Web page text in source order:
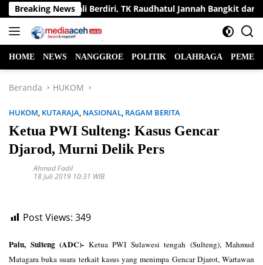
Langsung
ke
konten
Breaking News
Kembali Berdiri, TK Raudhatul Jannah Bangkit dari Bencana
HOME NEWS NANGGROE POLITIK OLAHRAGA
Beranda HUKOM
HUKOM, KUTARAJA, NASIONAL, RAGAM BERITA
Ketua PWI Sulteng: Kasus Gencar
Djarod, Murni Delik Pers
Ahmad Fadil
18 Juli 2019 10:31 WIB
Post Views: 349
Palu, Sulteng (ADC)- Ketua PWI Sulawesi tengah (Sulteng), Mahmud
Matagara buka suara terkait kasus yang menimpa Gencar Djarot, Wartawan